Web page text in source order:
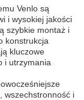
Venlo są
i wysokiej jakości
szybkie montaż i
konstrukcja
kluczowe
i utrzymania
wszechstronność i